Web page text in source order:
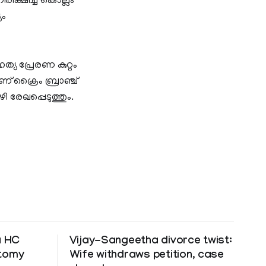
പ്രേരണ കുറ്റം
ക്രൈം ബ്രാഞ്ച്
രേഖപ്പെടുത്തും.
HC
Vijay-Sangeetha divorce twist:
Wife withdraws petition, case